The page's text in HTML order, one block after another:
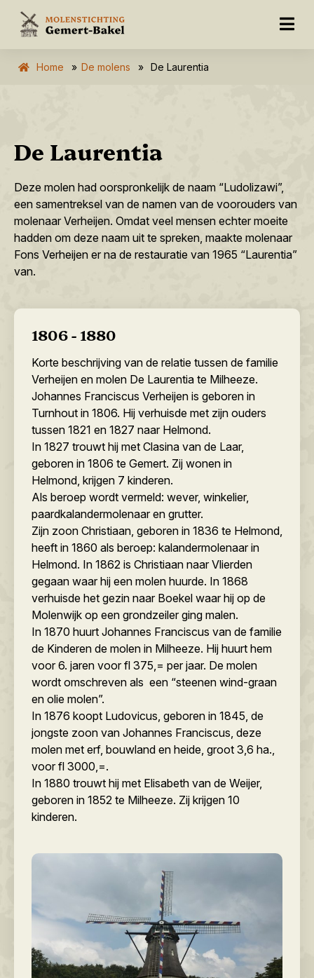
Home » De molens » De Laurentia
De Laurentia
Deze molen had oorspronkelijk de naam “Ludolizawi”,
een samentreksel van de namen van de voorouders van
molenaar Verheijen. Omdat veel mensen echter moeite
hadden om deze naam uit te spreken, maakte molenaar
Fons Verheijen er na de restauratie van 1965 “Laurentia”
van.
1806 - 1880
Korte beschrijving van de relatie tussen de familie
Verheijen en molen De Laurentia te Milheeze.
Johannes Franciscus Verheijen is geboren in
Turnhout in 1806. Hij verhuisde met zijn ouders
tussen 1821 en 1827 naar Helmond.
In 1827 trouwt hij met Clasina van de Laar,
geboren in 1806 te Gemert. Zij wonen in
Helmond, krijgen 7 kinderen.
Als beroep wordt vermeld: wever, winkelier,
paardkalandermolenaar en grutter.
Zijn zoon Christiaan, geboren in 1836 te Helmond,
heeft in 1860 als beroep: kalandermolenaar in
Helmond. In 1862 is Christiaan naar Vlierden
gegaan waar hij een molen huurde. In 1868
verhuisde het gezin naar Boekel waar hij op de
Molenwijk op een grondzeiler ging malen.
In 1870 huurt Johannes Franciscus van de familie
de Kinderen de molen in Milheeze. Hij huurt hem
voor 6. jaren voor fl 375,= per jaar. De molen
wordt omschreven als een “steenen wind-graan
en olie molen”.
In 1876 koopt Ludovicus, geboren in 1845, de
jongste zoon van Johannes Franciscus, deze
molen met erf, bouwland en heide, groot 3,6 ha.,
voor fl 3000,=.
In 1880 trouwt hij met Elisabeth van de Weijer,
geboren in 1852 te Milheeze. Zij krijgen 10
kinderen.